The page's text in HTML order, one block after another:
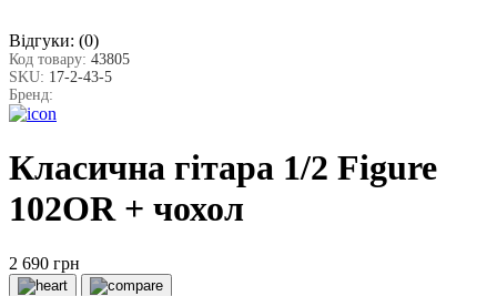
Відгуки: (0)
Код товару: 43805
SKU: 17-2-43-5
Бренд:
Класична гітара 1/2 Figure
102OR + чохол
2 690 грн